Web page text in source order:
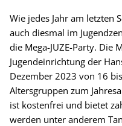
Wie jedes Jahr am letzten
auch diesmal im
die Mega-JUZE-Party. Die
Jugendeinrichtung der
Dezember 2023 von 16
Altersgruppen zum
ist kostenfrei und bietet
werden unter anderem